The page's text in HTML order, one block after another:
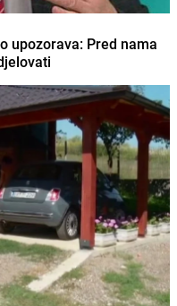
upozorava: Pred nama